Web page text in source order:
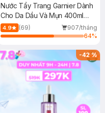
Nước Tẩy Trang Garnier Dành
Cho Da Dầu Và Mụn 400ml
(Mới)
4.9 (69)
907/tháng
64%
-42%